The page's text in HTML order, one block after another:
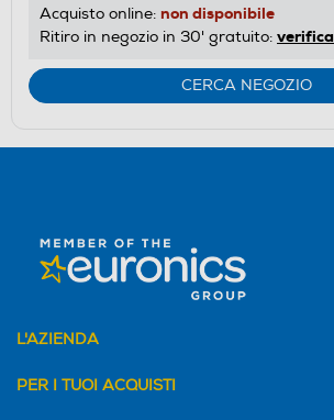
Acquisto online: non disponibile
Ritiro in negozio in 30' gratuito: verifica
CERCA NEGOZIO
L'AZIENDA
PER I TUOI ACQUISTI